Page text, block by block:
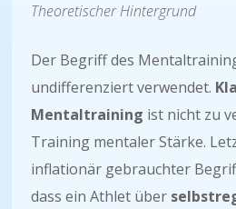
Theoretischer Hintergrund
Der Begriff des
undifferenziert verwendet.
Mentaltraining ist nicht zu
Training mentaler Stärke.
inflationär gebrauchter
dass ein Athlet über